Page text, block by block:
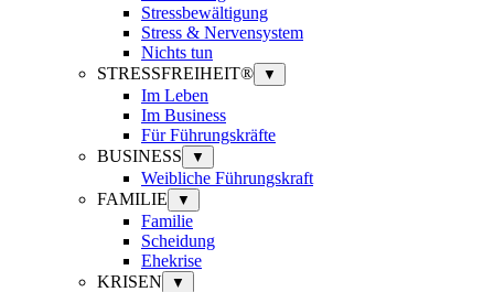
Stressbewältigung
Stress & Nervensystem
Nichts tun
STRESSFREIHEIT®
▼
Im Leben
Im Business
Für Führungskräfte
BUSINESS
▼
Weibliche Führungskraft
FAMILIE
▼
Familie
Scheidung
Ehekrise
KRISEN
▼